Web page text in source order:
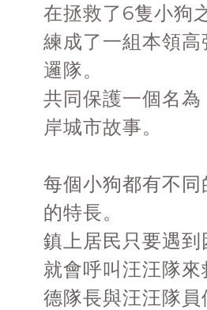
在拯救了6隻小狗
練成了一組本領
邏隊。
共同保護一個名
岸城市故事。
每個小狗都有不
的特長。
鎮上居民只要遇
就會呼叫汪汪隊
德隊長與汪汪隊